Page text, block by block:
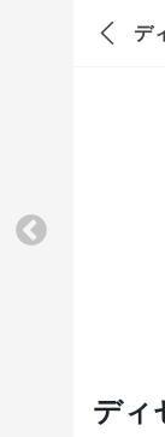
デ
ディ